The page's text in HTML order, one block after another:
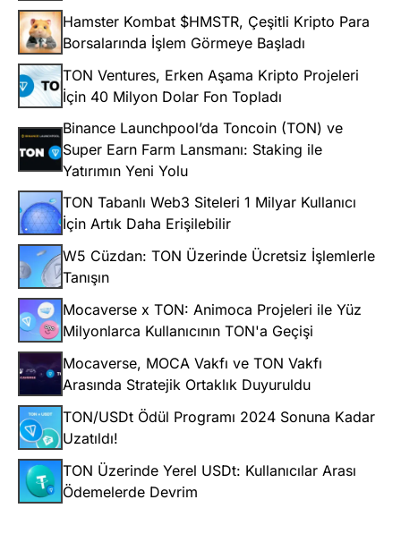
Hamster Kombat $HMSTR, Çeşitli Kripto Para
Borsalarında İşlem Görmeye Başladı
TON Ventures, Erken Aşama Kripto Projeleri
İçin 40 Milyon Dolar Fon Topladı
Binance Launchpool’da Toncoin (TON) ve
Super Earn Farm Lansmanı: Staking ile
Yatırımın Yeni Yolu
TON Tabanlı Web3 Siteleri 1 Milyar Kullanıcı
İçin Artık Daha Erişilebilir
W5 Cüzdan: TON Üzerinde Ücretsiz İşlemlerle
Tanışın
Mocaverse x TON: Animoca Projeleri ile Yüz
Milyonlarca Kullanıcının TON'a Geçişi
Mocaverse, MOCA Vakfı ve TON Vakfı
Arasında Stratejik Ortaklık Duyuruldu
TON/USDt Ödül Programı 2024 Sonuna Kadar
Uzatıldı!
TON Üzerinde Yerel USDt: Kullanıcılar Arası
Ödemelerde Devrim